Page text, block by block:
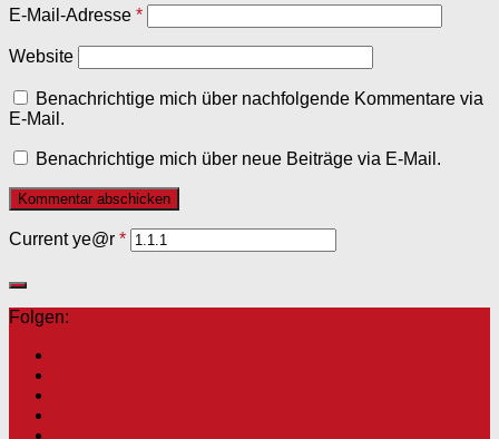
E-Mail-Adresse *
Website
Benachrichtige mich über nachfolgende Kommentare via
E-Mail.
Benachrichtige mich über neue Beiträge via E-Mail.
Current ye@r *
Folgen: